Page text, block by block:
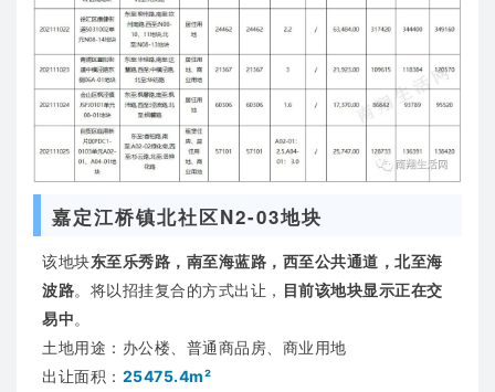
嘉定江桥镇北社区N2-03地块
该地块东至乐秀路，南至海蓝路，西至公共通道，北至海
波路。将以招挂复合的方式出让， 目前该地块显示正在交
易中。
土地用途：办公楼、普通商品房、商业用地
出让面积： 25475.4m²